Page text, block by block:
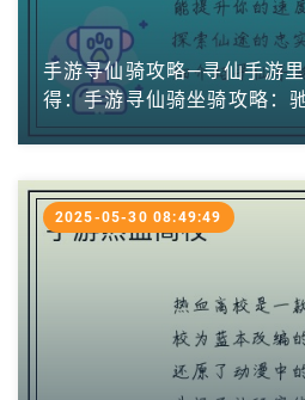
手游寻仙骑攻略—寻仙手游
得：手游寻仙骑坐骑攻略：
2025-05-30 08:49:49